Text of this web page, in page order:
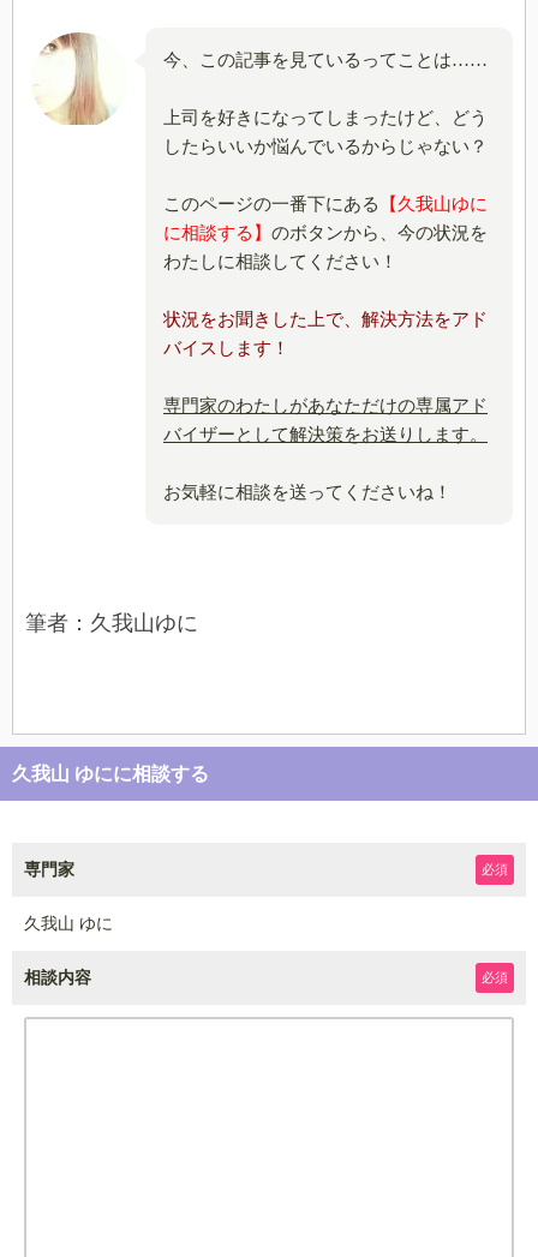
今、この記事を見ているってことは……
上司を好きになってしまったけど、どう
したらいいか悩んでいるからじゃない？
このページの一番下にある
【久我山ゆに
に相談する】 のボタンから、今の状況を
わたしに相談してください！
状況をお聞きした上で、解決方法をアド
バイスします！
専門家のわたしがあなただけの専属アド
バイザーとして解決策をお送りします。
お気軽に相談を送ってくださいね！
筆者：久我山ゆに
久我山 ゆにに相談する
専門家 必須
久我山 ゆに
相談内容 必須